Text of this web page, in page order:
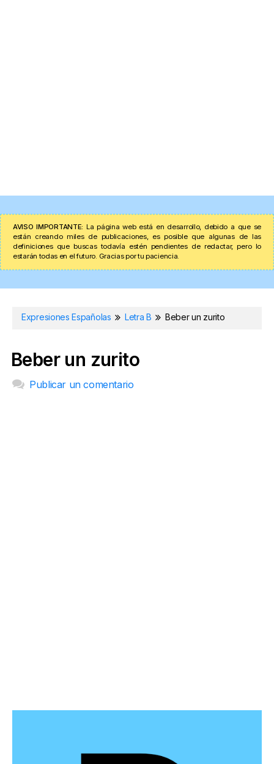
AVISO IMPORTANTE: La página web está en desarrollo, debido a que se
están creando miles de publicaciones, es posible que algunas de las
definiciones que buscas todavía estén pendientes de redactar, pero lo
estarán todas en el futuro. Gracias por tu paciencia.
Expresiones Españolas Letra B Beber un zurito
Beber un zurito
Publicar un comentario